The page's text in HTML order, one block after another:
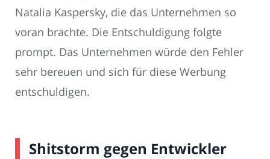
Natalia Kaspersky, die das Unternehmen so
voran brachte. Die Entschuldigung folgte
prompt. Das Unternehmen würde den Fehler
sehr bereuen und sich für diese Werbung
entschuldigen.
Shitstorm gegen Entwickler